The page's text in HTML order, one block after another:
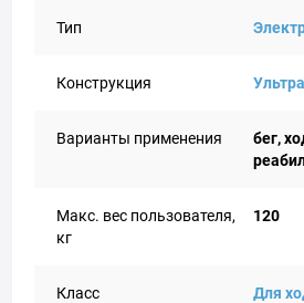
Тип
Конструкция
Варианты применения
бег,
Макс. вес пользователя,
кг
120
Класс Для